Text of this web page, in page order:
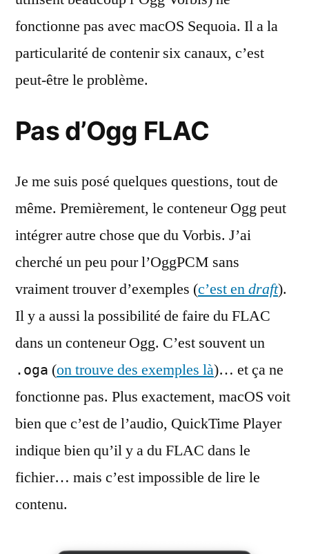
fonctionne pas avec macOS Sequoia. Il a la
particularité de contenir six canaux, c’est
peut-être le problème.
Pas d’Ogg FLAC
Je me suis posé quelques questions, tout de
même. Premièrement, le conteneur Ogg peut
intégrer autre chose que du Vorbis. J’ai
cherché un peu pour l’OggPCM sans
vraiment trouver d’exemples (c’est endraft).
Il y a aussi la possibilité de faire du FLAC
dans un conteneur Ogg. C’est souvent un
.oga (on trouve des exemples là)… et ça ne
fonctionne pas. Plus exactement, macOS voit
bien que c’est de l’audio, QuickTime Player
indique bien qu’il y a du FLAC dans le
fichier… mais c’est impossible de lire le
contenu.